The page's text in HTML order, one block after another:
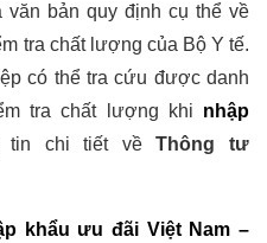
bản quy định cụ thể về
tra chất lượng của Bộ Y tế.
có thể tra cứu được danh
tra chất lượng khi nhập
tin chi tiết vềThông tư
khẩu ưu đãi Việt Nam –